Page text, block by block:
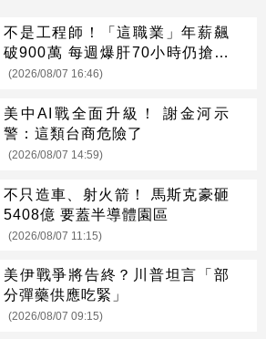
不是工程師！「這職業」年薪飆
破900萬 每週爆肝70小時仍搶破
頭
(2026/08/07 16:46)
美中AI戰全面升級！ 謝金河示
警：這類台商危險了
(2026/08/07 14:59)
不只造車、射火箭！ 馬斯克豪砸
5408億 要蓋半導體園區
(2026/08/07 11:15)
美伊戰爭將告終？川普坦言「部
分彈藥供應吃緊」
(2026/08/07 09:15)